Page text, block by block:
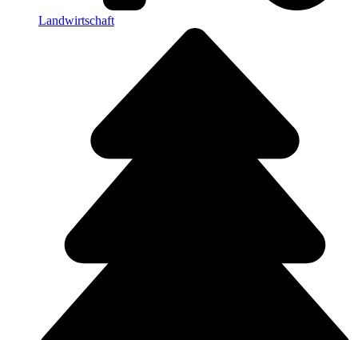
Landwirtschaft